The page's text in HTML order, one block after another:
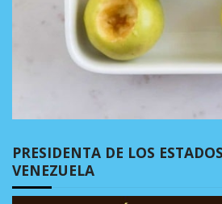
PRESIDENTA DE LOS
VENEZUELA